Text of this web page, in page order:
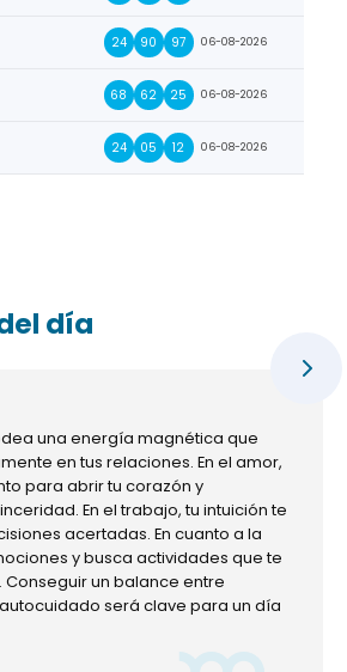
24 90 97 06-08-2026
68 62 25 06-08-2026
24 05 12 06-08-2026
día
una energía magnética que
en tus relaciones. En el amor,
para abrir tu corazón y
En el trabajo, tu intuición te
acertadas. En cuanto a la
y busca actividades que te
un balance entre
será clave para un día